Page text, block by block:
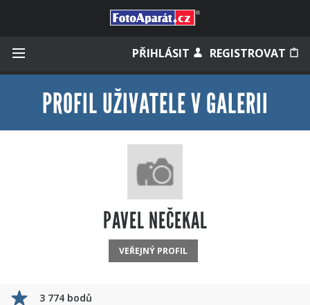
PŘIHLÁSIT REGISTROVAT
Zapomněli jste heslo?
Měli jste účet na starém webu?
PROFIL UŽIVATELE V GALERII
PAVEL NEČEKAL
VEŘEJNÝ PROFIL
3 774 bodů